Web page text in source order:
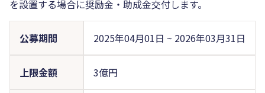
を設置する場合に奨励金・助成金交付します。
公募期間 2025年04月01日 ~ 2026年03月31日
上限金額 3億円